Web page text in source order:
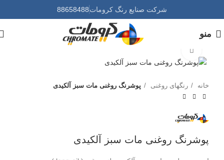
شرکت صنایع رنگ کرومات88658488
منو
خانه رنگهای روغنی پوشرنگ روغنی مات سبز آلکیدی
پوشرنگ روغنی مات سبز آلکیدی